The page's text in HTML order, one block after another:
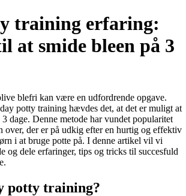
training erfaring:
at smide bleen på 3
blefri kan være en udfordrende opgave.
potty training hævdes det, at det er muligt at
dage. Denne metode har vundet popularitet
over, der er på udkig efter en hurtig og effektiv
i at bruge potte på. I denne artikel vil vi
og dele erfaringer, tips og tricks til succesfuld
potty training?